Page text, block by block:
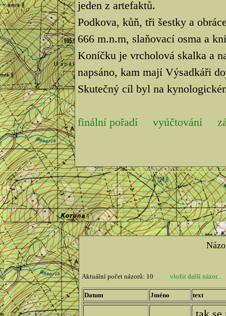
jeden z artefaktů.
Podkova, kůň, tři šestky a
666 m.n.m, slaňovací osma a
Koníčku je vrcholová skalka a
napsáno, kam mají Výsadkáři
Skutečný cíl byl na
finální pořadí vyúčtování